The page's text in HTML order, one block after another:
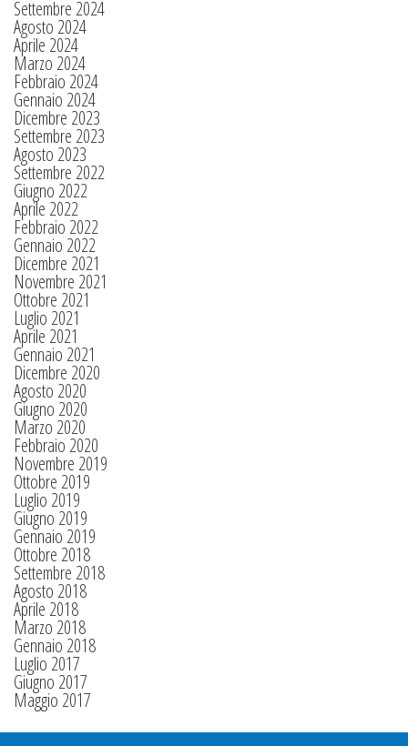
Settembre 2024
Agosto 2024
Aprile 2024
Marzo 2024
Febbraio 2024
Gennaio 2024
Dicembre 2023
Settembre 2023
Agosto 2023
Settembre 2022
Giugno 2022
Aprile 2022
Febbraio 2022
Gennaio 2022
Dicembre 2021
Novembre 2021
Ottobre 2021
Luglio 2021
Aprile 2021
Gennaio 2021
Dicembre 2020
Agosto 2020
Giugno 2020
Marzo 2020
Febbraio 2020
Novembre 2019
Ottobre 2019
Luglio 2019
Giugno 2019
Gennaio 2019
Ottobre 2018
Settembre 2018
Agosto 2018
Aprile 2018
Marzo 2018
Gennaio 2018
Luglio 2017
Giugno 2017
Maggio 2017